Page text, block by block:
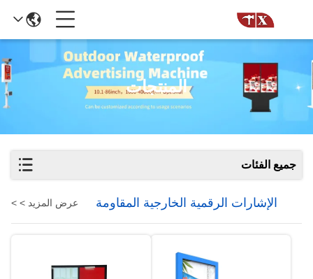
المنتجات
جميع الفئات
الإشارات الرقمية الخارجية المقاومة
للماء
عرض المزيد > >